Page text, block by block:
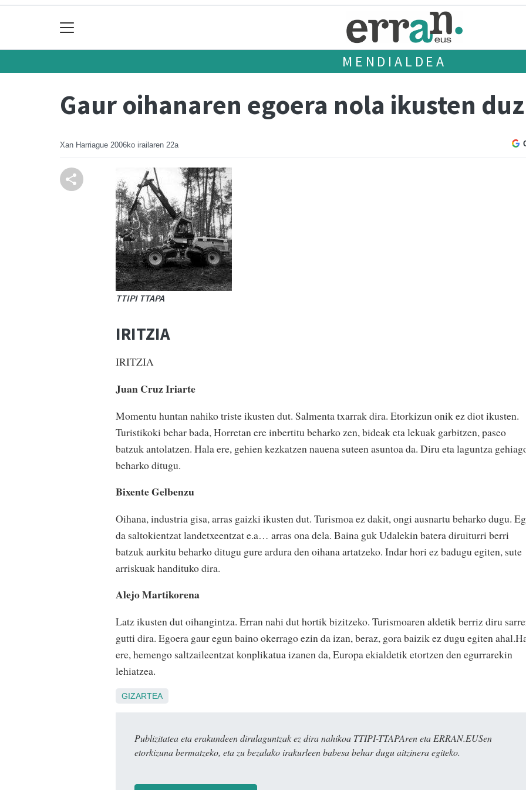
MENDIALDEA
Gaur oihanaren egoera nola ikusten
Xan Harriague 2006ko irailaren 22a
TTIPI TTAPA
IRITZIA
IRITZIA
Juan Cruz Iriarte
Momentu huntan nahiko triste ikusten dut. Salmenta txarrak dira. Etorkizun onik ez diot ikusten.
Turistikoki behar bada, Horretan ere inbertitu beharko zen, bideak eta lekuak garbitzen, paseo
batzuk antolatzen. Hala ere, gehien kezkatzen nauena suteen asuntoa da. Diru eta laguntza
beharko ditugu.
Bixente Gelbenzu
Oihana, industria gisa, arras gaizki ikusten dut. Turismoa ez dakit, ongi ausnartu beharko dugu.
da saltokientzat landetxeentzat e.a… arras ona dela. Baina guk Udalekin batera diruiturri berri
batzuk aurkitu beharko ditugu gure ardura den oihana artatzeko. Indar hori ez badugu egiten, sute
arriskuak handituko dira.
Alejo Martikorena
Latz ikusten dut oihangintza. Erran nahi dut hortik bizitzeko. Turismoaren aldetik berriz diru
gutti dira. Egoera gaur egun baino okerrago ezin da izan, beraz, gora baizik ez dugu egiten
ere, hemengo saltzaileentzat konplikatua izanen da, Europa ekialdetik etortzen den egurrarekin
lehiatzea.
GIZARTEA
Publizitatea eta erakundeen dirulaguntzak ez dira nahikoa TTIPI-TTAPAren eta ERRAN.EUSen
etorkizuna bermatzeko, eta zu bezalako irakurleen babesa behar dugu aitzinera egiteko.